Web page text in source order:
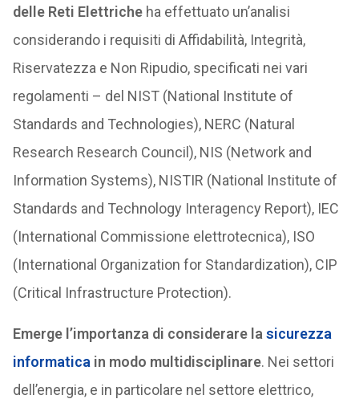
delle Reti Elettricheha effettuato un’analisi
considerando i requisiti di Affidabilità, Integrità,
Riservatezza e Non Ripudio, specificati nei vari
regolamenti – del NIST (National Institute of
Standards and Technologies), NERC (Natural
Research Research Council), NIS (Network and
Information Systems), NISTIR (National Institute of
Standards and Technology Interagency Report), IEC
(International Commissione elettrotecnica), ISO
(International Organization for Standardization), CIP
(Critical Infrastructure Protection).
Emerge l’importanza di considerare la sicurezza
informatica in modo multidisciplinare. Nei settori
dell’energia, e in particolare nel settore elettrico,